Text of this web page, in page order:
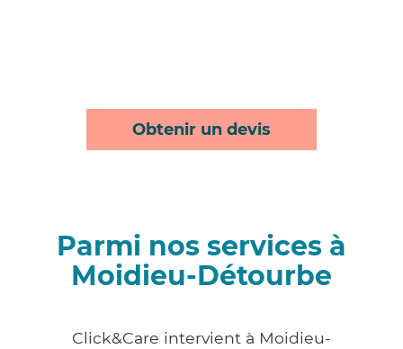
Obtenir un devis
Parmi nos services à
Moidieu-Détourbe
Click&Care intervient à Moidieu-